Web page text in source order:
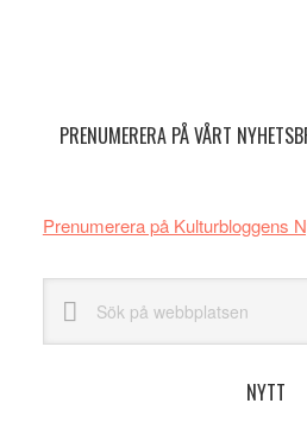
MP
PRENUMERERA PÅ VÅRT
Prenumerera på Kulturbloggens
webbplatsen
NYTT